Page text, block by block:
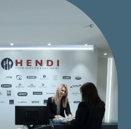
Networks